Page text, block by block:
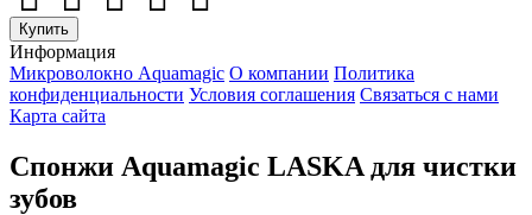
Купить
Информация
Микроволокно Aquamagic О компании Политика
конфиденциальности Условия соглашения Связаться с нами
Карта сайта
Спонжи Aquamagic LASKA для чистки
зубов